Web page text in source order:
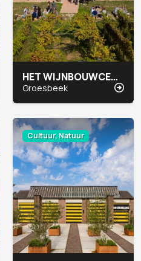
HET WIJNBOUWCENTRUM
Groesbeek
Cultuur, Natuur